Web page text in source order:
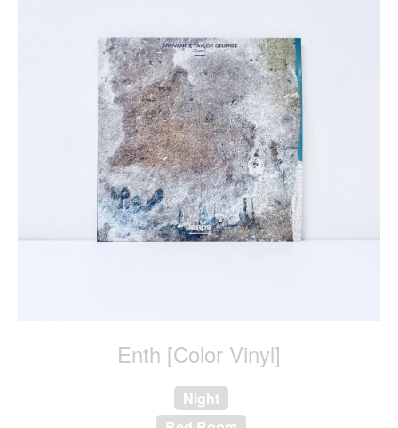
Enth [Color Vinyl]
Night